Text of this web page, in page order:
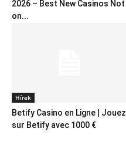
2026 – Best New Casinos Not
on...
Hírek
Betify Casino en Ligne | Jouez
sur Betify avec 1000 €